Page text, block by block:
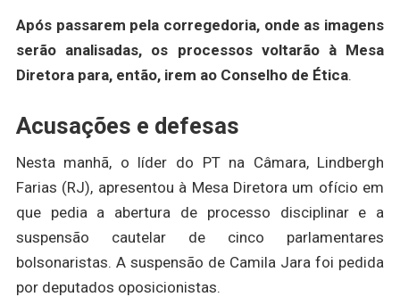
Após passarem pela corregedoria, onde as imagens
serão analisadas, os processos voltarão à Mesa
Diretora para, então, irem ao Conselho de Ética.
Acusações e defesas
Nesta manhã, o líder do PT na Câmara, Lindbergh
Farias (RJ), apresentou à Mesa Diretora um ofício em
que pedia a abertura de processo disciplinar e a
suspensão cautelar de cinco parlamentares
bolsonaristas. A suspensão de Camila Jara foi pedida
por deputados oposicionistas.